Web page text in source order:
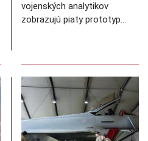
vojenských analytikov
zobrazujú piaty prototyp…